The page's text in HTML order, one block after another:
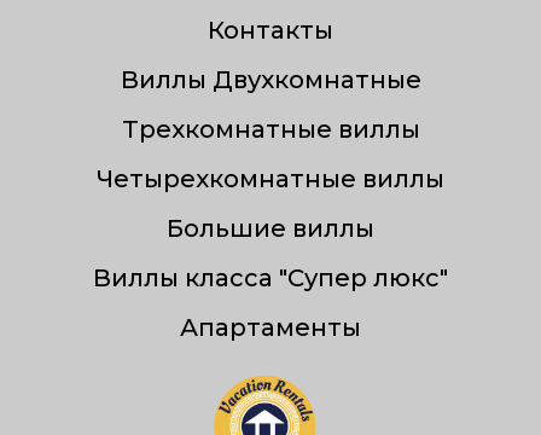
Контакты
Виллы Двухкомнатные
Трехкомнатные виллы
Четырехкомнатные виллы
Большие виллы
Виллы класса "Супер люкс"
Апартаменты